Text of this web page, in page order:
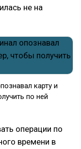
не на
карту и
по ней
операции по
времени в